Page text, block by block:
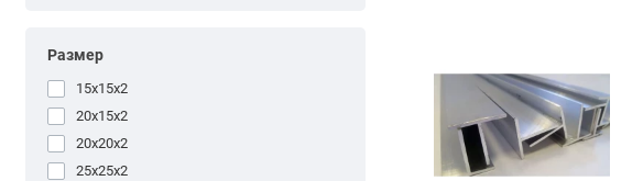
Размер
15х15х2
20х15х2
20х20х2
25х25х2